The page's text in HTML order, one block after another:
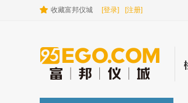
收藏富邦仪城 [登录] [注册]